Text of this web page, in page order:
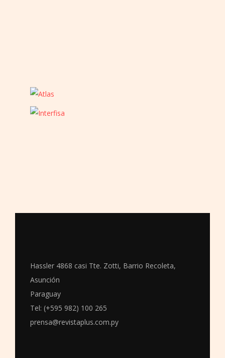
Hassler 4868 casi Tte. Zotti, Barrio Recoleta,
Asunción
Paraguay
Tel: (+595 982) 100 265
prensa@revistaplus.com.py